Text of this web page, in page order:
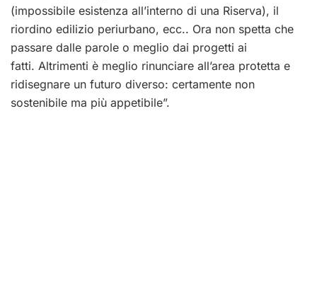
(impossibile esistenza all’interno di una Riserva), il
riordino edilizio periurbano, ecc.. Ora non spetta che
passare dalle parole o meglio dai progetti ai
fatti. Altrimenti è meglio rinunciare all’area protetta e
ridisegnare un futuro diverso: certamente non
sostenibile ma più appetibile”.